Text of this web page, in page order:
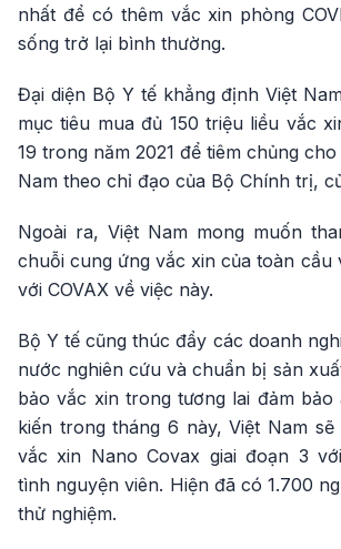
nhất để có thêm vắc xin phòng
sống trở lại bình thường.
Đại diện Bộ Y tế khẳng định Việt
mục tiêu mua đủ 150 triệu liều vắc
19 trong năm 2021 để tiêm chủng
Nam theo chỉ đạo của Bộ Chính trị,
Ngoài ra, Việt Nam mong muốn
chuỗi cung ứng vắc xin của toàn cầu
với COVAX về việc này.
Bộ Y tế cũng thúc đẩy các doanh
nước nghiên cứu và chuẩn bị sản
bảo vắc xin trong tương lai đảm
kiến trong tháng 6 này, Việt Nam sẽ
vắc xin Nano Covax giai đoạn 3
tình nguyện viên. Hiện đã có 1.700
thử nghiệm.